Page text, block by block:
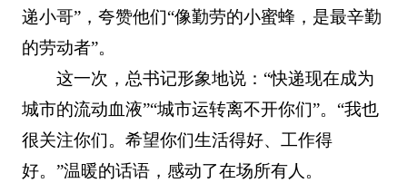
递小哥”，夸赞他们“像勤劳的小蜜蜂，是最辛勤
的劳动者”。
这一次，总书记形象地说：“快递现在成为
城市的流动血液”“城市运转离不开你们”。“我也
很关注你们。希望你们生活得好、工作得
好。”温暖的话语，感动了在场所有人。